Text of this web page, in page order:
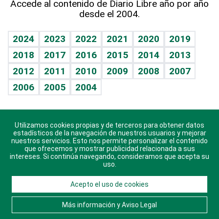
Vida y familia
Eñe
Celebrando la vida
Sin complejos
En pocas palabras
Escuchando al corazón
Economía Personal
TBT Deportivo
Guía del dinero
Horóscopos
Crucigramas
Accede al contenido de Diario Libre año por año
desde el 2004.
2024 2023 2022 2021 2020
2019
2018
2017 2016 2015 2014
2013
2012
2011 2010 2009 2008
2007
2006
2005 2004
Descarga nuestras aplicaciones para Android, iOS y
sistema Huawei.
© 2021 Diario Libre, todos los derechos reservados.
Consulta elAviso Legal. Ponte en Contacto
nosotros y conoce más sobre Diario Libre
Utilizamos cookies propias y de terceros para obtener datos
estadísticos de la navegación de nuestros usuarios y mejorar
nuestros servicios. Esto nos permite personalizar el contenido
que ofrecemos y mostrar publicidad relacionada a sus
intereses. Si continúa navegando, consideramos que acepta su
uso.
Acepto el uso de cookies
Más información y Aviso Legal